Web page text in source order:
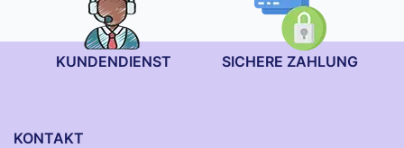
KUNDENDIENST SICHERE ZAHLUNG
KONTAKT